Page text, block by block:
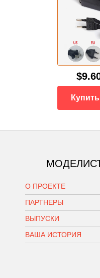
О ПРОЕКТЕ
ПАРТНЕРЫ
ВЫПУСКИ
ВАША ИСТОРИЯ